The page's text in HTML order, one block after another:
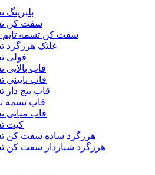
بلبرینگ
سفت کن
سفت کن تسمه تایم
غلتک هرزگرد
فولی
قاب بالایی
قاب پایینی
قاب پیج دار
قاب تسمه
قاب میانی
کیت
هرزگرد ساده سفت کن
هرزگرد شیاردار سفت کن